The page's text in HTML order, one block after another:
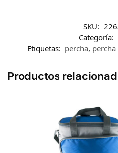
SKU:
Categoría:
Etiquetas: percha,
Productos